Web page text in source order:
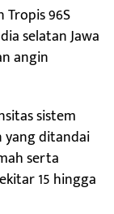
Tropis 96S
selatan Jawa
angin
sistem
yang ditandai
serta
15 hingga